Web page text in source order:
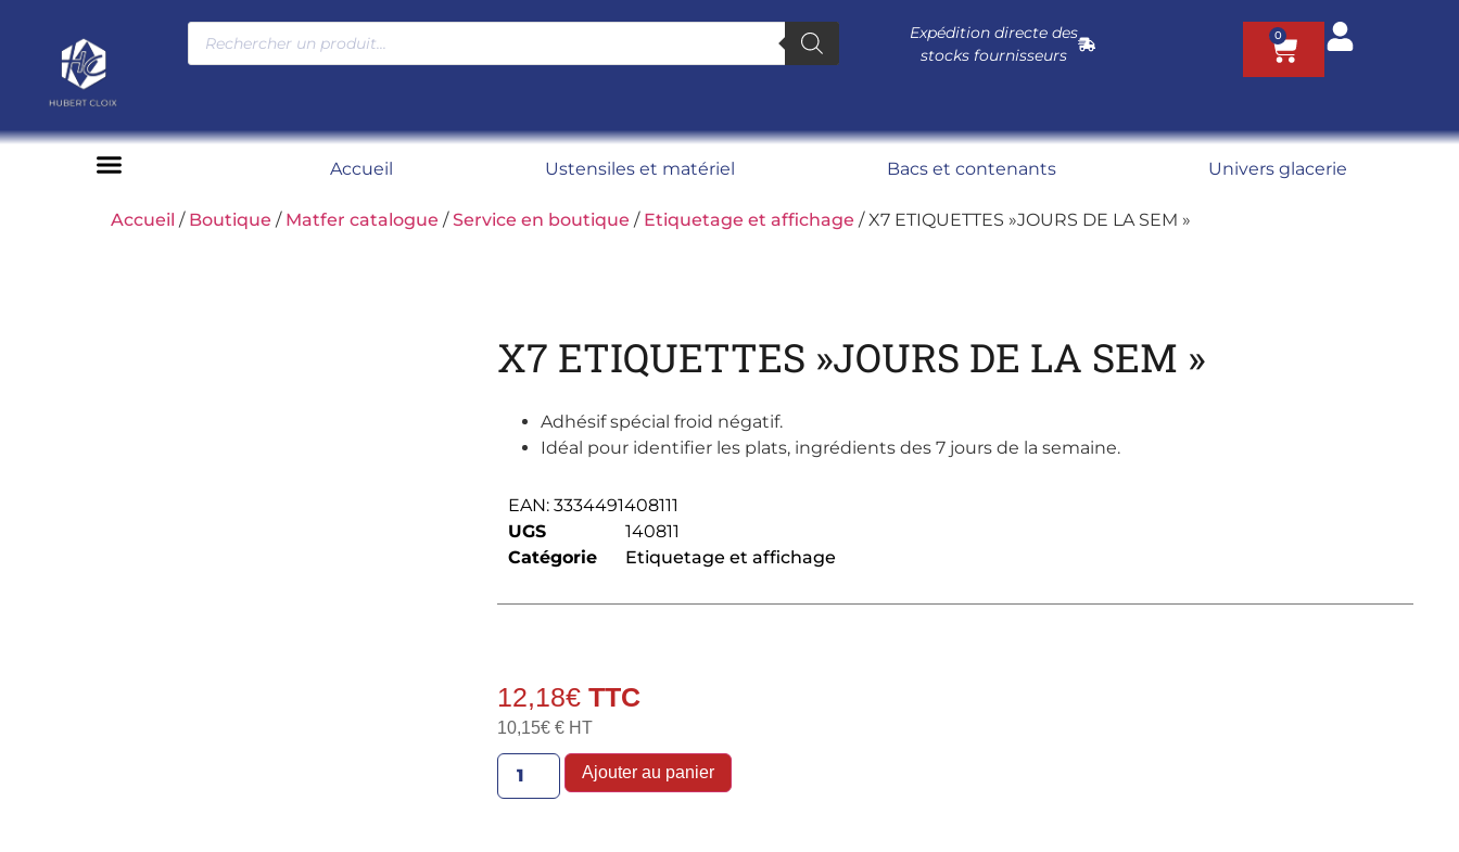
Expédition directe des
stocks fournisseurs
0
Accueil Ustensiles et matériel Bacs et contenants Univers glacerie
Accueil / Boutique / Matfer catalogue /Service en boutique / Etiquetage et affichage / X7 ETIQUETTES »JOURS DE LA SEM »
X7 ETIQUETTES »JOURS DE LA SEM »
Adhésif spécial froid négatif.
Idéal pour identifier les plats, ingrédients des 7 jours de la semaine.
EAN: 3334491408111
UGS
140811
Catégorie
Etiquetage et affichage
12,18€
10,15€€ HT
Ajouter au panier